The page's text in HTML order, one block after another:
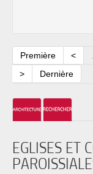
Première <
>
Dernière
EGLISES ET